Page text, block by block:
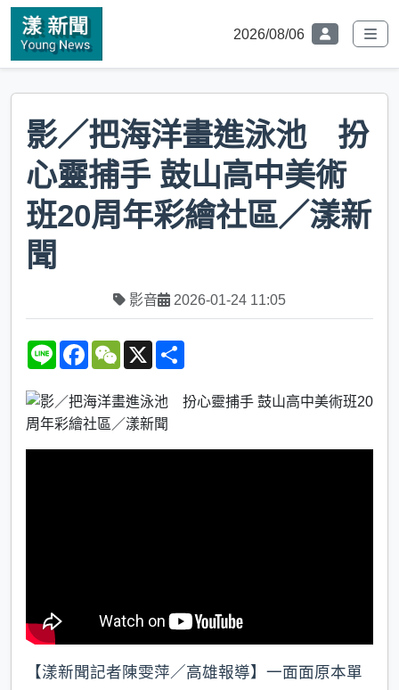
2026/08/06
影／把海洋畫進泳池 扮
心靈捕手 鼓山高中美術
班20周年彩繪社區／漾新
聞
影音 2026-01-24 11:05
L
F
b
o
o
k
W
a
t
X
e
【漾新聞記者陳雯萍／高雄報導】一面面原本單